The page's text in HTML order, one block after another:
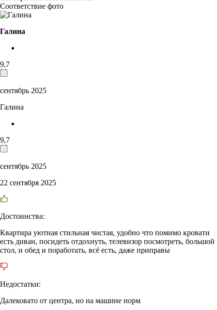
Соответствие фото
Галина
9,7
сентябрь 2025
Галина
9,7
сентябрь 2025
22 сентября 2025
Достоинства:
Квартира уютная стильная чистая, удобно что помимо кровати
есть диван, посидеть отдохнуть, телевизор посмотреть, большой
стол, и обед и поработать, всё есть, даже приправы
Недостатки:
Далековато от центра, но на машине норм